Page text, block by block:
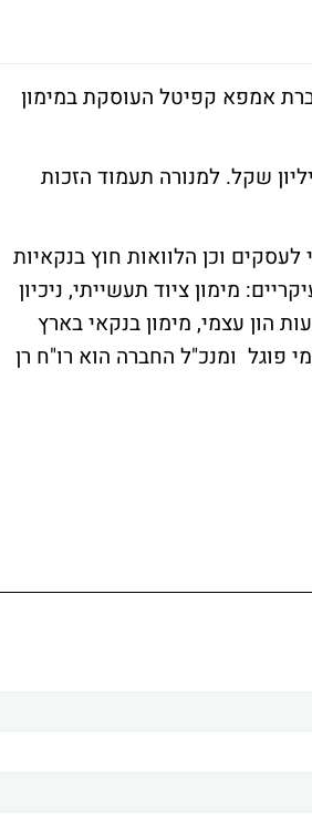
מנורה דיווחה היום על משא ומתו לרכישת 30% מחברת אמפא קפיטל העוסקת במימון
משקפת לאמפא קפיטל, מקבוצת אמפא, שווי של 180 מיליון שקל. למנורה תעמוד הזכות
וכן הלוואות חוץ בנקאיות
תחומים עיקריים: מימון ציוד תעשייתי, ניכיון
הון עצמי, מימון בנקאי בארץ
פוגל ומנכ"ל החברה הוא רו"ח רן